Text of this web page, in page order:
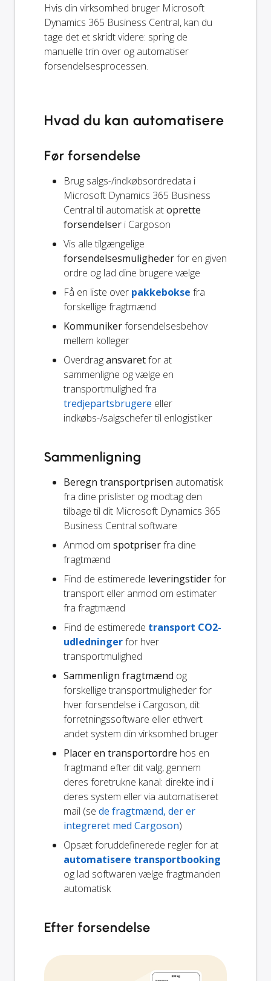
Hvis din virksomhed bruger Microsoft
Dynamics 365 Business Central, kan du
tage det et skridt videre: spring de
manuelle trin over og automatiser
forsendelsesprocessen.
Hvad du kan automatisere
Før forsendelse
Brug salgs-/indkøbsordredata i
Microsoft Dynamics 365 Business
Central til automatisk atoprette
forsendelser i Cargoson
Vis alle tilgængelige
forsendelsesmulighederfor en given
ordre og lad dine brugere vælge
Få en liste over pakkebokse fra
forskellige fragtmænd
Kommunikerforsendelsesbehov
mellem kolleger
Overdragansvaretfor at
sammenligne og vælge en
transportmulighed fra
tredjepartsbrugere eller
indkøbs-/salgschefer til enlogistiker
Sammenligning
Beregn transportprisen automatisk
fra dine prislister og modtag den
tilbage til dit Microsoft Dynamics 365
Business Central software
Anmod om spotpriserfra dine
fragtmænd
Find de estimerede leveringstiderfor
transport eller anmod om estimater
fra fragtmænd
Find de estimerede transport CO2-
udledningerfor hver
transportmulighed
Sammenlign fragtmænd og
forskellige transportmuligheder for
hver forsendelse i Cargoson, dit
forretningssoftware eller ethvert
andet system din virksomhed bruger
Placer en transportordre hos en
fragtmand efter dit valg, gennem
deres foretrukne kanal: direkte ind i
deres system eller via automatiseret
mail (se de fragtmænd, der er
integreret med Cargoson)
Opsæt foruddefinerede regler for at
automatisere transportbooking
og lad softwaren vælge fragtmanden
automatisk
Efter forsendelse